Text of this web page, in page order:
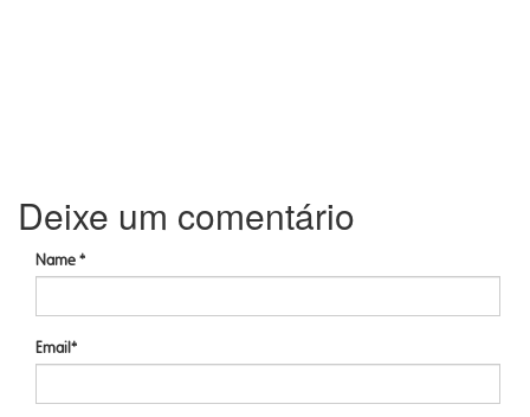
Deixe um comentário
Name *
Email*